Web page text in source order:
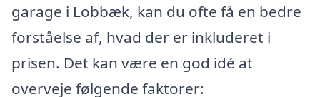
garage i Lobbæk, kan du ofte få en bedre
forståelse af, hvad der er inkluderet i
prisen. Det kan være en god idé at
overveje følgende faktorer: